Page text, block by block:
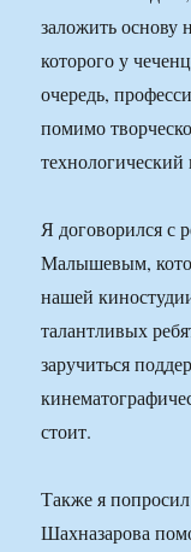
заложить основу
которого у
очередь,
помимо
Я договорился с
Малышевым,
нашей
талантливых
заручиться
стоит.
Также я
Шахназарова